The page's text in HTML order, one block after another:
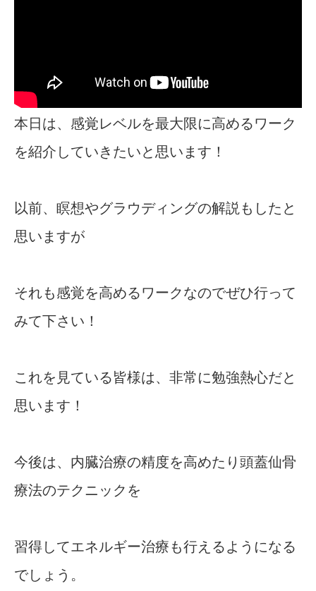
本日は、感覚レベルを最大限に高めるワーク
を紹介していきたいと思います！
以前、瞑想やグラウディングの解説もしたと
思いますが
それも感覚を高めるワークなのでぜひ行って
みて下さい！
これを見ている皆様は、非常に勉強熱心だと
思います！
今後は、内臓治療の精度を高めたり頭蓋仙骨
療法のテクニックを
習得してエネルギー治療も行えるようになる
でしょう。